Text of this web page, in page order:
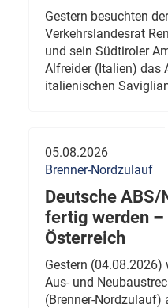
Gestern besuchten
Verkehrslandesrat
und sein Südtiroler
Alfreider (Italien) das
italienischen
05.08.2026
Brenner-Nordzulauf
Deutsche
fertig werden –
Österreich
Gestern
Aus- und
(Brenner-Nordzulauf)